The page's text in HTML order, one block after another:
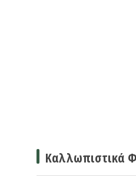
Καλλωπιστικά